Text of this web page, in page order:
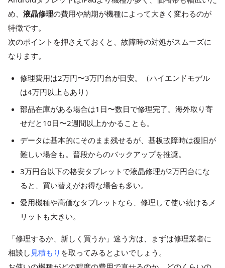
め、 液晶修理の費用や納期が機種によって大きく変わるのが
特徴です。
次のポイントを押さえておくと、故障時の対処がスムーズに
なります。
修理費用は2万円〜3万円台が目安。（ハイエンドモデル
は4万円以上もあり）
部品在庫がある場合は1日〜数日で修理完了。海外取り寄
せだと10日〜2週間以上かかることも。
データは基本的にそのまま残せるが、基板故障時は復旧が
難しい場合も。普段からのバックアップを推奨。
3万円台以下の格安タブレットで液晶修理が2万円台にな
ると、買い替えがお得な場合も多い。
愛用機種や高価なタブレットなら、修理して使い続けるメ
リットも大きい。
「修理するか、新しく買うか」迷う方は、まずは修理業者に
相談し 見積もり を取ってみるとよいでしょう。